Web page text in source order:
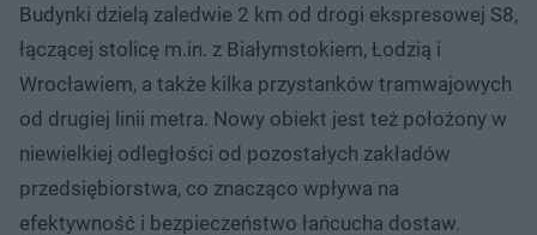
Budynki dzielą zaledwie 2 km od drogi ekspresowej S8,
łączącej stolicę m.in. z Białymstokiem, Łodzią i
Wrocławiem, a także kilka przystanków tramwajowych
od drugiej linii metra. Nowy obiekt jest też położony w
niewielkiej odległości od pozostałych zakładów
przedsiębiorstwa, co znacząco wpływa na
efektywność i bezpieczeństwo łańcucha dostaw.